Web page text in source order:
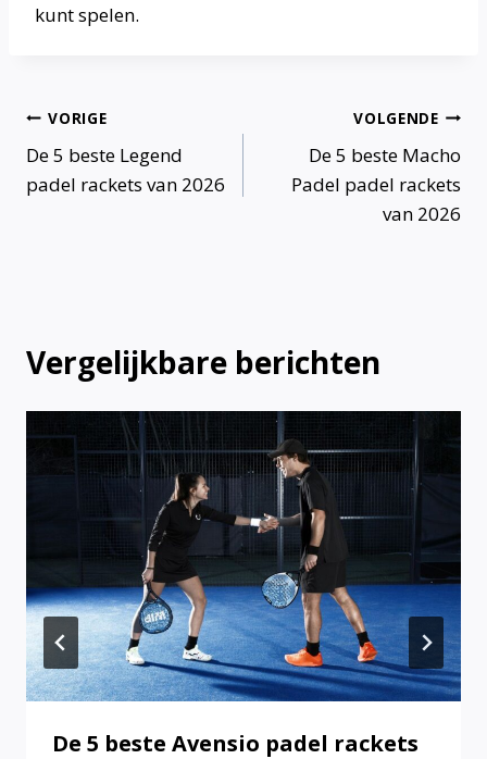
kunt spelen.
Bericht
navigatie
VORIGE
De 5 beste Legend
padel rackets van 2026
VOLGENDE
De 5 beste Macho
Padel padel rackets
van 2026
Vergelijkbare berichten
De 5 beste Avensio padel rackets